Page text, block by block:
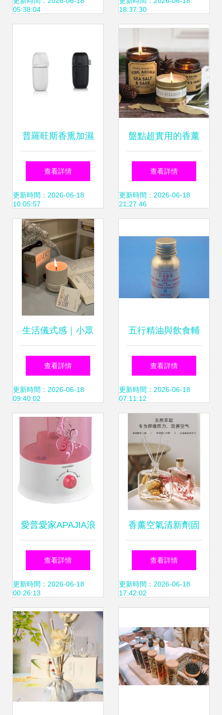
05:38:04
18:37:30
普羅旺斯香熏加濕
器 讓靈魂在云端暢
游的飲食輔助伴侶
查看詳情
更新時間：2026-06-18
10:05:57
盤點超實用的香薰
蠟燭，讓你和他的
生活更有情調
查看詳情
更新時間：2026-06-18
21:27:46
生活儀式感｜小眾
香薰里藏著一首78
字的文藝小詩
查看詳情
更新時間：2026-06-18
09:40:02
五行精油與飲食輔
助用品指南 價格、
廠家與圖片全解析
查看詳情
更新時間：2026-06-18
07:11:12
愛普愛家APAJIA浪
漫粉加濕器 浪漫節
能，靜享生活之美
查看詳情
更新時間：2026-06-18
00:26:13
香薰空氣清新劑固
體家用持久香水 從
清潔環境到飲食文
查看詳情
更新時間：2026-06-18
17:42:02